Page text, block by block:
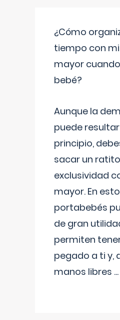
¿Cómo
tiempo con
mayor
bebé?
Aunque la
puede
principio,
sacar un
exclusividad
mayor. En
portabebés
de gran
permiten
pegado a ti y,
manos libres ...